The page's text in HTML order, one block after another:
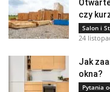
czy
Salon i
24
Jak
okna?
Pytania